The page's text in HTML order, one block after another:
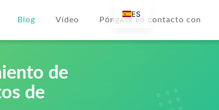
Blog Vídeo Póngase en contacto con
de
de
ES